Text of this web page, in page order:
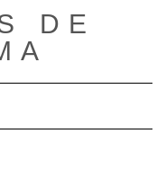
DE
modo de navegación